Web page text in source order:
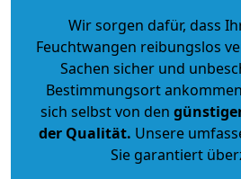
Wir sorgen dafür, dass
Feuchtwangen reibungslos
Sachen sicher und
Bestimmungsort
sich selbst von den
der Qualität. Unsere
Sie garantiert